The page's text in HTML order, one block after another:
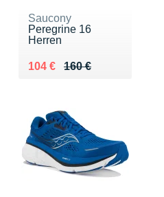
Saucony
Peregrine 16
Herren
160 €
Au lieu de 160 €
104 €
Vendu 104 €